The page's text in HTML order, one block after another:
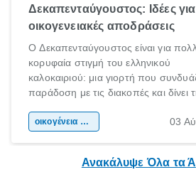
Δεκαπενταύγουστος: Ιδέες για
οικογενειακές αποδράσεις
Ο Δεκαπενταύγουστος είναι για
κορυφαία στιγμή του ελληνικού
καλοκαιριού: μια γιορτή που
παράδοση με τις διακοπές και δίνει
χώρας. Είτε πρόκειται για λίγες
οικογένεια & παιδί 03
Ανακάλυψε Όλα τα